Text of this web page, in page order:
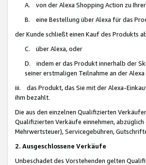
A. von der Alexa Shopping Action zu
B. eine Bestellung über Alexa für das
der Kunde schließt einen Kauf des Produkts
C. über Alexa, oder
D. indem er das Produkt innerhalb der
seiner erstmaligen Teilnahme an der
iii. das Produkt, das Sie mit der Alexa-
ihm bezahlt.
Die aus den einzelnen Qualifizierten
Qualifizierten Verkäufe einnehmen,
Mehrwertsteuer), Servicegebühren,
2. Ausgeschlossene Verkäufe
Unbeschadet des Vorstehenden gelten